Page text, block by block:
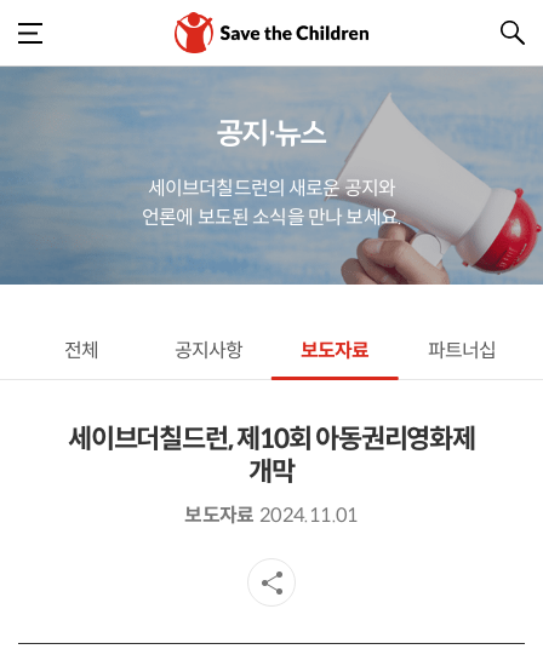
공지·뉴스
세이브더칠드런의 새로운 공지와
언론에 보도된 소식을 만나 보세요.
전체 공지사항 보도자료 파트너십
세이브더칠드런, 제10회 아동권리영화제
개막
보도자료 2024.11.01